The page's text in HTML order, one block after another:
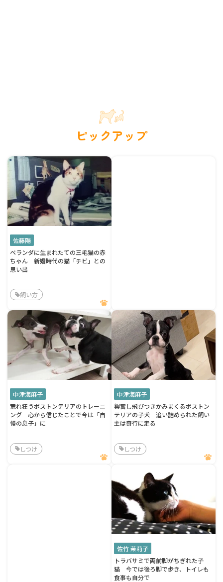
ピックアップ
佐藤陽
ベランダに生まれたての三毛猫の赤
ちゃん 新婚時代の猫「チビ」との
思い出
飼い方
中津海麻子
荒れ狂うボストンテリアのトレーニ
ング 心から信じたことで今は「自
慢の息子」に
しつけ
中津海麻子
興奮し飛びつきかみまくるボストン
テリアの子犬 追い詰められた飼い
主は奇行に走る
しつけ
佐竹 茉莉子
トラバサミで両前脚がちぎれた子
猫 今では後ろ脚で歩き、トイレも
食事も自分で